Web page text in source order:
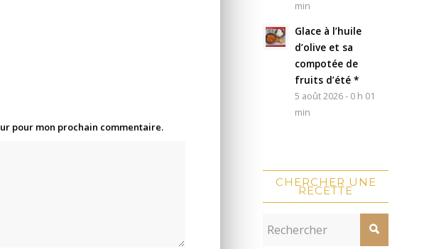
pour mon prochain commentaire.
min
Glace à l’huile
d’olive et sa
compotée de
fruits d’été *
5 août 2026 - 0 h 01
min
CHERCHER UNE
RECETTE